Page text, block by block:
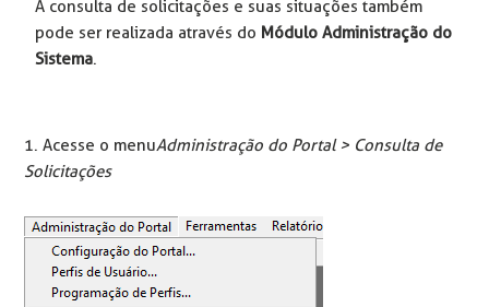
A consulta de solicitações e suas situações também
pode ser realizada através do Módulo Administração do
Sistema.
1. Acesse o menuAdministração do Portal > Consulta de
Solicitações